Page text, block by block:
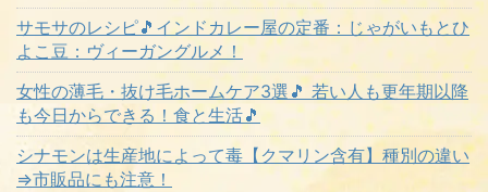
サモサのレシピ🎵インドカレー屋の定番：じゃがいもとひ
よこ豆：ヴィーガングルメ！
女性の薄毛・抜け毛ホームケア3選🎵 若い人も更年期以降
も今日からできる！食と生活🎵
シナモンは生産地によって毒【クマリン含有】種別の違い
⇒市販品にも注意！